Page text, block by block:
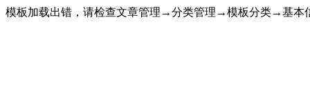
模板加载出错，请检查文章管理→分类管理→模板分类→基本